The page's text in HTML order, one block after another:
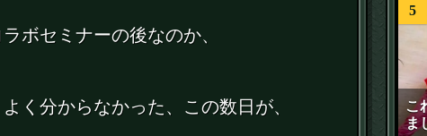
ボセミナーの後なのか、
く分からなかった、この数日が、
5
こ
ま